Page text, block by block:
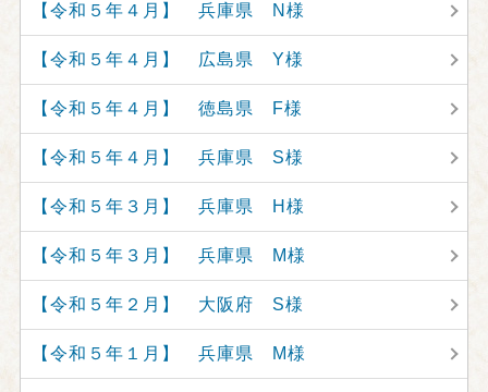
【令和５年４月】 兵庫県 N様
【令和５年４月】 広島県 Y様
【令和５年４月】 徳島県 F様
【令和５年４月】 兵庫県 S様
【令和５年３月】 兵庫県 H様
【令和５年３月】 兵庫県 M様
【令和５年２月】 大阪府 S様
【令和５年１月】 兵庫県 M様